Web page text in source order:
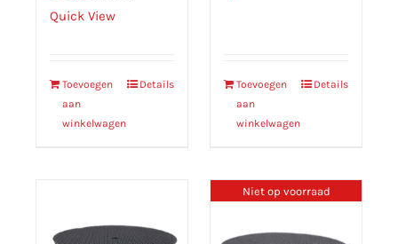
Quick View
Toevoegen
aan
winkelwagen
Details
Toevoegen
aan
winkelwagen
Details
Niet op voorraad